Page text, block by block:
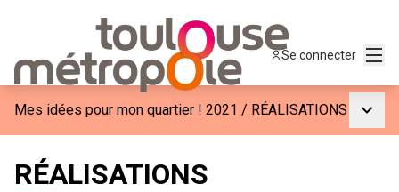
Se connecter
Mes idées pour mon quartier ! 2021 / RÉALISATIONS
RÉALISATIONS